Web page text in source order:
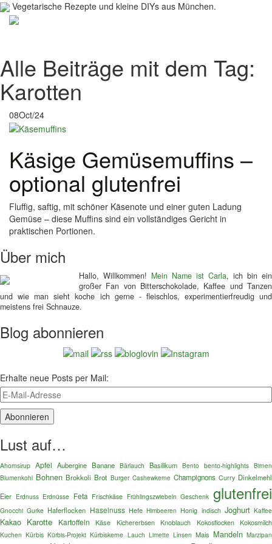
Vegetarische Rezepte und kleine DIYs aus München.
Alle Beiträge mit dem Tag:
Karotten
08Oct/24
Käsige Gemüsemuffins –
optional glutenfrei
Fluffig, saftig, mit schöner Käsenote und einer guten Ladung
Gemüse – diese Muffins sind ein vollständiges Gericht in
praktischen Portionen.
Über mich
Hallo, Willkommen! Mein Name ist Carla, ich bin ein
großer Fan von Bitterschokolade, Kaffee und Tanzen
und wie man sieht koche ich gerne - fleischlos, experimentierfreudig und
meistens frei Schnauze.
Blog abonnieren
Erhalte neue Posts per Mail:
Lust auf…
Ahornsirup Apfel Aubergine Banane Bärlauch Basilikum Bento bento-highlights Birnen
Blumenkohl Bohnen Brokkoli Brot Burger Cashewkerne Champignons Curry Dinkelmehl
Eier Erdnuss Erdnüsse Feta Frischkäse Frühlingszwiebeln Geschenk glutenfrei
Gnocchi Gurke Haferflocken Haselnuss Hefe Himbeeren Honig indisch Joghurt Kaffee
Kakao Karotte Kartoffeln Käse Kichererbsen Knoblauch Kokosflocken Kokosmilch
Kuchen Kürbis Kürbis-Projekt Kürbiskerne Lauch Limette Linsen Mais Mandeln Marzipan